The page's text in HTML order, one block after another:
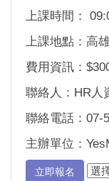
上課時間：
上課地點：高
費用資訊：
聯絡人：HR人
聯絡電話：07-
主辦單位：
立即報名